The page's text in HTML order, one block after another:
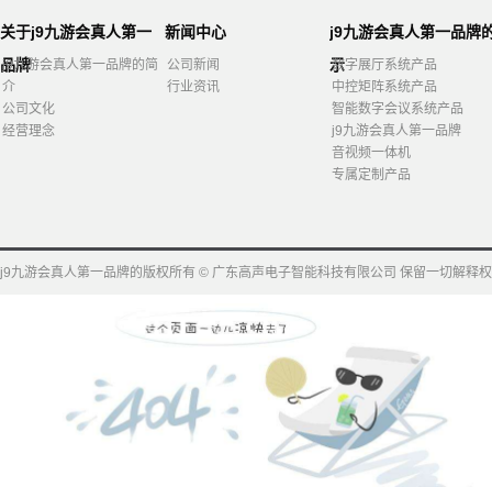
关于j9九游会真人第一
品牌
j9九游会真人第一品牌的简
介
公司文化
经营理念
新闻中心
公司新闻
行业资讯
j9九游会真人第一品牌
示
数字展厅系统产品
中控矩阵系统产品
智能数字会议系统产品
j9九游会真人第一品牌
音视频一体机
专属定制产品
j9九游会真人第一品牌的版权所有 © 广东高声电子智能科技有限公司 保留一切解释权